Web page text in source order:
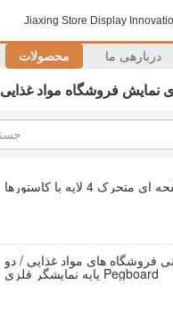
Jiaxing Store Display
محصولات دربارهی ما
نمایش فروشگاه مواد غذایی
لایه با کاستورها
فروشگاه های مواد غذایی / دو
پایه نمایشگر فلزی Pegboard